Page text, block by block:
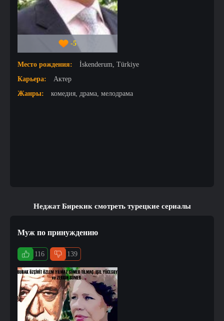
-5
Место рождения:
İskenderum, Türkiye
Карьера:
Актер
Жанры:
комедия, драма, мелодрама
Неджат Бирекик смотреть турецкие сериалы
Муж по принуждению
116 139